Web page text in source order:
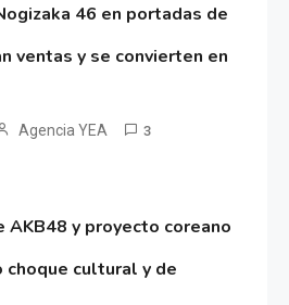
46 en portadas de
ventas y se convierten en
Agencia YEA 3
AKB48 y proyecto coreano
choque cultural y de